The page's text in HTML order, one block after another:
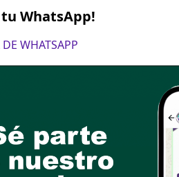
CAS,
tu WhatsApp!
WHATSAPP